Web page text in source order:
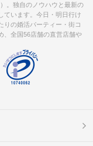
。独自のノウハウと最新の
ています。今日・明日行け
りの婚活パーティー・街コ
、全国56店舗の直営店舗や